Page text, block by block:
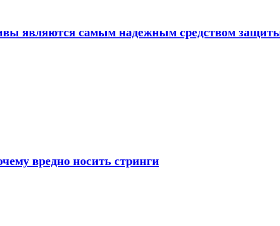
являются самым надежным средством
вредно носить стринги